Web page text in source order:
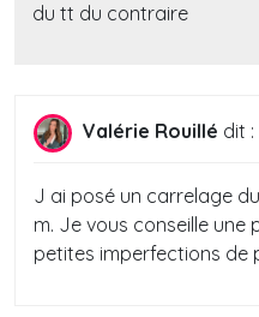
du tt du contraire
Valérie Rouillé dit :
J ai posé un carrelage
m. Je vous conseille une
petites imperfections de